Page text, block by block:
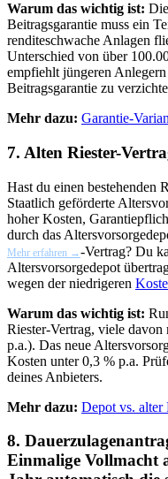
Warum das wichtig ist:
Beitragsgarantie muss ein
renditeschwache Anlagen
Unterschied von über
empfiehlt jüngeren
Beitragsgarantie zu
Mehr dazu: Garantie-
7. Alten Riester-
Hast du einen bestehenden
Staatlich geförderte
hoher Kosten,
durch das
Mehr erfahren →-Vertrag? Du
Altersvorsorgedepot
wegen der niedrigeren
Warum das wichtig ist:
Riester-Vertrag, viele
p.a.). Das neue
Kosten unter 0,3 % p.a.
deines Anbieters.
Mehr dazu: Depot vs. alter
8.
Einmalige Vollmacht